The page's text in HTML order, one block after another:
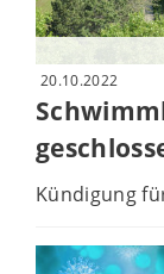
20.10.2022
Kündigung